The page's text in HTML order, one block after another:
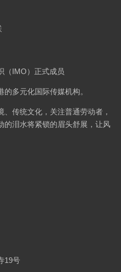
（IMO）正式成员
多元化国际传媒机构。
传统文化，关注普通劳动者，
的泪水将紧锁的眉头舒展，让风
19号